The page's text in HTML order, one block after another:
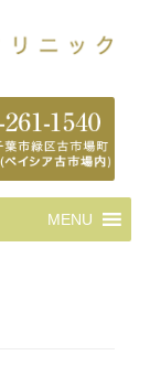
MENU